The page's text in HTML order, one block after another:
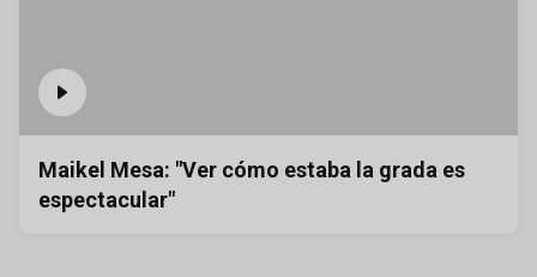
Maikel Mesa: "Ver cómo estaba la grada es
espectacular"